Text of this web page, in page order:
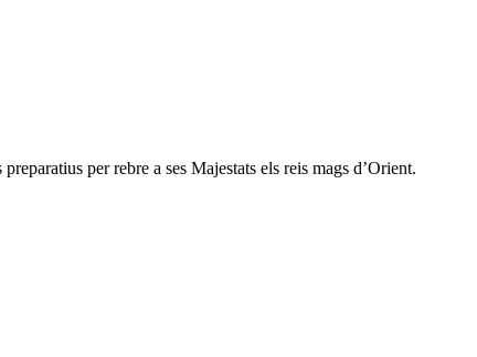
per rebre a ses Majestats els reis mags d’Orient.